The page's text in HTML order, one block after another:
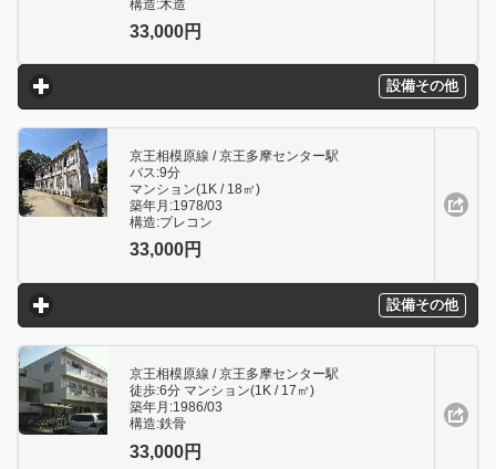
構造:木造
33,000円
設備その他
click to expand contents
京王相模原線 / 京王多摩センター駅
バス:9分
マンション(1K / 18㎥)
築年月:1978/03
構造:プレコン
33,000円
設備その他
click to expand contents
京王相模原線 / 京王多摩センター駅
徒歩:6分 マンション(1K / 17㎥)
築年月:1986/03
構造:鉄骨
33,000円